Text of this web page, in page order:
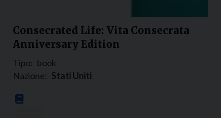
Consecrated Life: Vita Consecrata
Anniversary Edition
Tipo: book
Nazione: Stati Uniti